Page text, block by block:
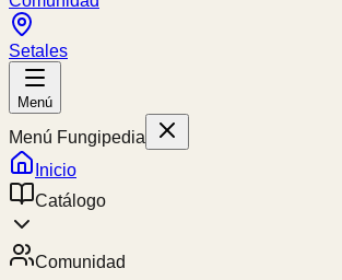
Setales
Menú
Menú Fungipedia
Inicio
Catálogo
Comunidad